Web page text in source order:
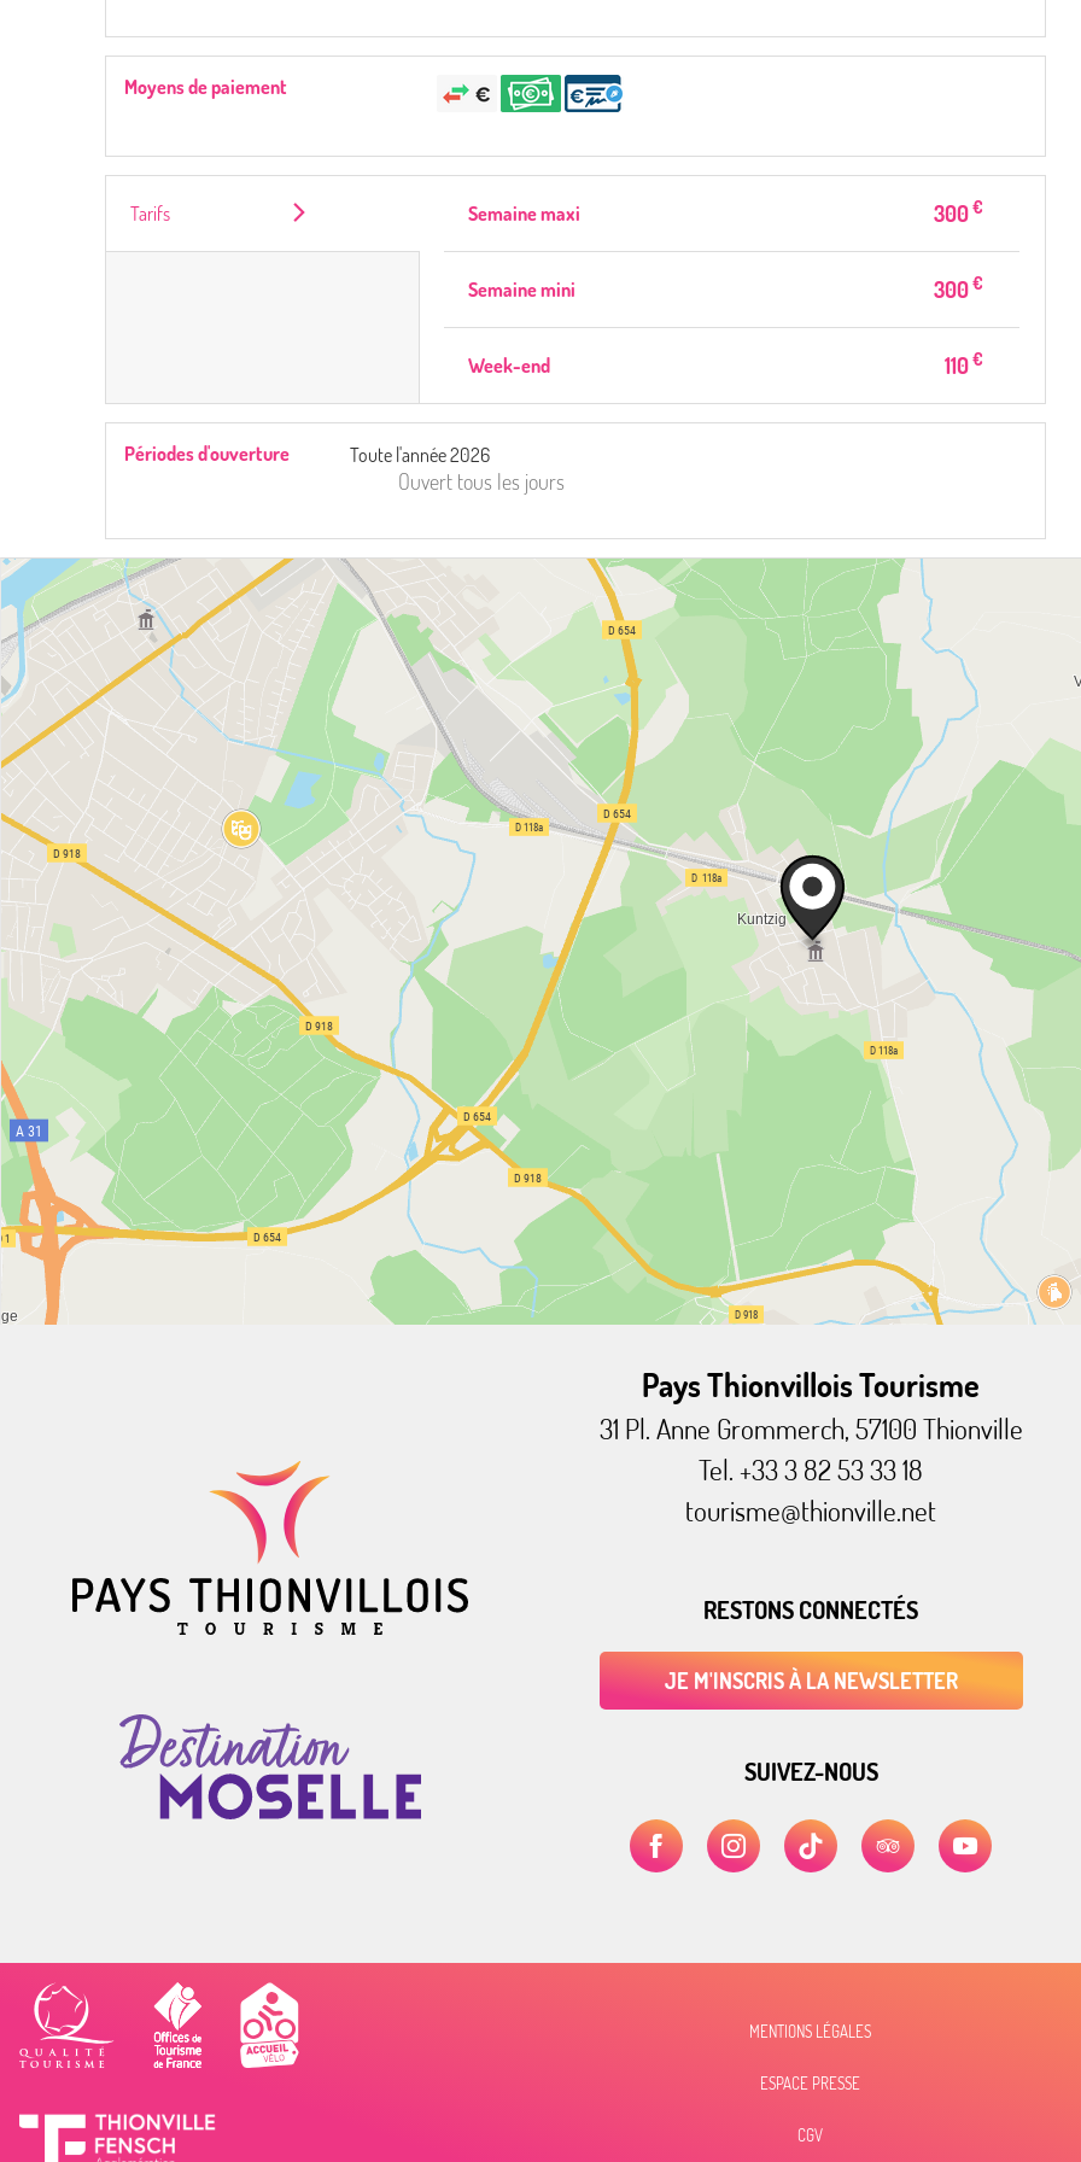
Moyens de paiement
Tarifs Semaine maxi 300€
Semaine mini 300€
Week-end 110€
Périodes d'ouverture Toute l'année 2026
Ouvert tous les jours
Pays Thionvillois Tourisme
31 Pl. Anne Grommerch, 57100 Thionville
Tel. +33 3 82 53 33 18
tourisme@thionville.net
RESTONS CONNECTÉS
JE M'INSCRIS À LA NEWSLETTER
SUIVEZ-NOUS
MENTIONS LÉGALES
ESPACE PRESSE
CGV